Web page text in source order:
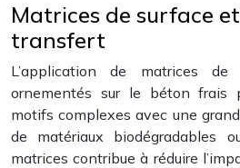
Matrices de surface
transfert
L’application de matrices
ornementés sur le béton frais
motifs complexes avec une
de matériaux biodégradables
matrices contribue à réduire